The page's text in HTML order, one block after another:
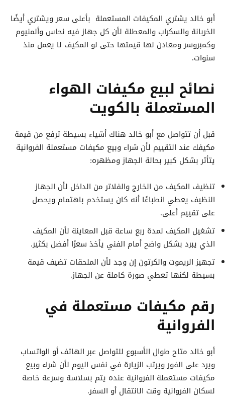
أبو خالد يشتري المكيفات المستعملة بأعلى سعر ويشتري أيضًا
الخربانة والسكراب والمعطلة لأن كل جهاز فيه نحاس وألمنيوم
وكمبروسر ومعادن لها قيمتها حتى لو المكيف لا يعمل منذ
سنوات.
نصائح لبيع مكيفات الهواء
المستعملة بالكويت
قبل أن تتواصل مع أبو خالد هناك أشياء بسيطة ترفع من قيمة
مكيفك عند التقييم لأن شراء وبيع مكيفات مستعملة الفروانية
يتأثر بشكل كبير بحالة الجهاز ومظهره:
تنظيف المكيف من الخارج والفلاتر من الداخل لأن الجهاز
النظيف يعطي انطباعًا أنه كان يستخدم باهتمام ويحصل
على تقييم أعلى.
تشغيل المكيف لمدة ربع ساعة قبل المعاينة لأن المكيف
الذي يبرد بشكل واضح أمام الفني يأخذ سعرًا أفضل بكثير.
تجهيز الريموت والكرتون إن وجد لأن الملحقات تضيف قيمة
بسيطة لكنها تعطي صورة كاملة عن الجهاز.
رقم مكيفات مستعملة في
الفروانية
أبو خالد متاح طوال الأسبوع للتواصل عبر الهاتف أو الواتساب
ويرد على الفور ويرتب الزيارة في نفس اليوم لأن شراء وبيع
مكيفات مستعملة الفروانية عنده يتم بسلاسة وسرعة خاصة
لسكان الفروانية وقت الانتقال أو السفر.